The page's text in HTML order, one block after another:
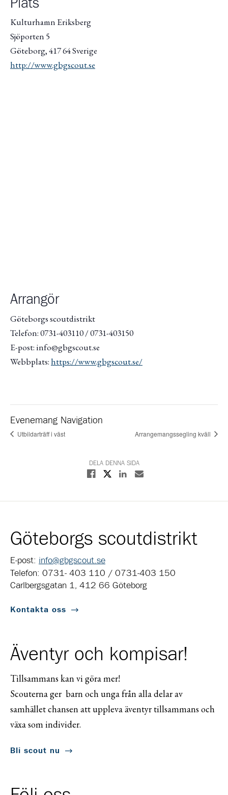
Plats
Kulturhamn Eriksberg
Sjöporten 5
Göteborg,417 64Sverige
http://www.gbgscout.se
Arrangör
Göteborgs scoutdistrikt
Telefon: 0731-403110 / 0731-403150
E-post: info@gbgscout.se
Webbplats:https://www.gbgscout.se/
Evenemang Navigation
Utbildarträff i väst Arrangemangssegling kväll
DELA DENNA SIDA
Dela på Facebook
Dela på XDela på Linkedin
Dela med E-post
Göteborgs scoutdistrikt
E-post: info@gbgscout.se
Telefon: 0731- 403 110 / 0731-403 150
Carlbergsgatan 1, 412 66 Göteborg
Kontakta oss
Äventyr och kompisar!
Tillsammans kan vi göra mer!
Scouterna ger barn och unga från alla delar av
samhället chansen att uppleva äventyr tillsammans och
växa som individer.
Bli scout nu